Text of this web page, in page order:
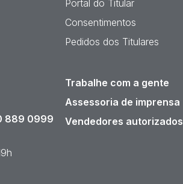
Portal do Titular
Consentimentos
Pedidos dos Titulares
889 0999
Trabalhe com a gente
Assessoria de imprensa
Vendedores autorizados